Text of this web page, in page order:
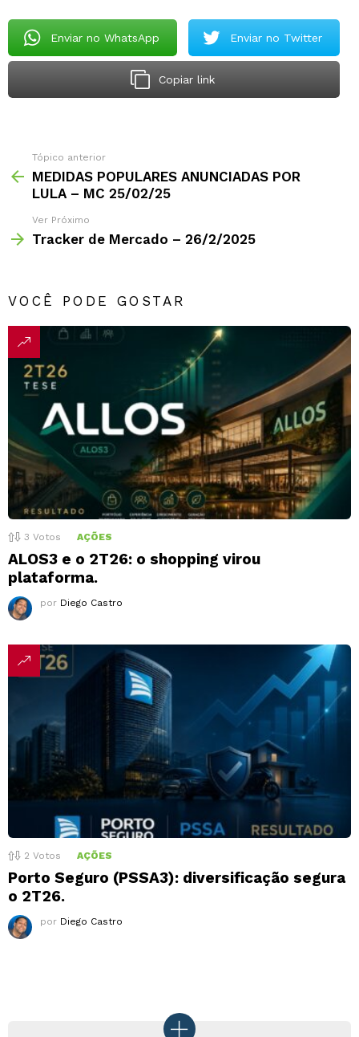
Enviar no WhatsApp Enviar no Twitter
Copiar link
Tópico anterior
MEDIDAS POPULARES ANUNCIADAS POR
LULA – MC 25/02/25
Ver Próximo
Tracker de Mercado – 26/2/2025
VOCÊ PODE GOSTAR
3 Votos AÇÕES
ALOS3 e o 2T26: o shopping virou
plataforma.
por Diego Castro
2 Votos AÇÕES
Porto Seguro (PSSA3): diversificação segura
o 2T26.
por Diego Castro